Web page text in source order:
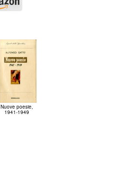
Nuove poesie,
1941-1949